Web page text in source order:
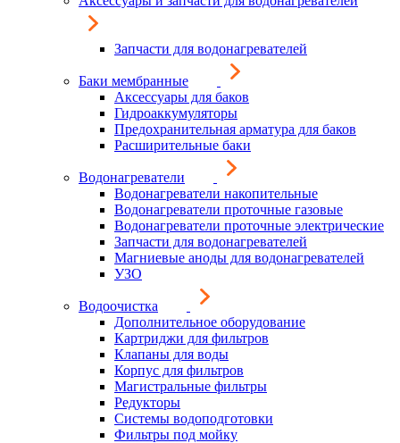
Запчасти для водонагревателей
Баки мембранные
Аксессуары для баков
Гидроаккумуляторы
Предохранительная арматура для баков
Расширительные баки
Водонагреватели
Водонагреватели накопительные
Водонагреватели проточные газовые
Водонагреватели проточные электрические
Запчасти для водонагревателей
Магниевые аноды для водонагревателей
УЗО
Водоочистка
Дополнительное оборудование
Картриджи для фильтров
Клапаны для воды
Корпус для фильтров
Магистральные фильтры
Редукторы
Системы водоподготовки
Фильтры под мойку